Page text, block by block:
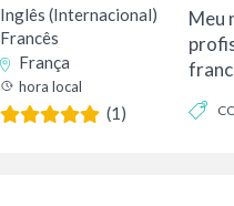
Inglês (Internacional)
Francês
França
hora local
(1)
Meu